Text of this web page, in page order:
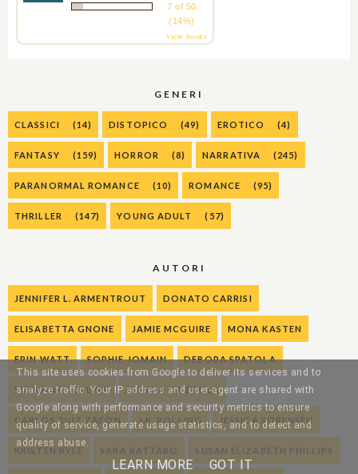
7 of 50
(14%)
view books
GENERI
CLASSICI (14) DISTOPICO (49) EROTICO (4)
FANTASY (159) HORROR (8) NARRATIVA (245)
PARANORMAL ROMANCE (10) ROMANCE (95)
THRILLER (147) YOUNG ADULT (57)
AUTORI
JENNIFER L. ARMENTROUT DONATO CARRISI
ELISABETTA GNONE JAMIE MCGUIRE MONA KASTEN
ERIN WATT SOPHIE JOMAIN DEBORA SPATOLA
SUZANNE COLLINS ALESSIA GAZZOLA
CARLOS RUIZ ZAFON J.K. ROLLING JESSICA SORENSEN
KRISTEN KYLE SARA RATTARO SUSAN ELIZABETH PHILLIPS
This site uses cookies from Google to deliver its services and to
analyze traffic. Your IP address and user-agent are shared with
Google along with performance and security metrics to ensure
quality of service, generate usage statistics, and to detect and
address abuse.
LEARN MORE GOT IT